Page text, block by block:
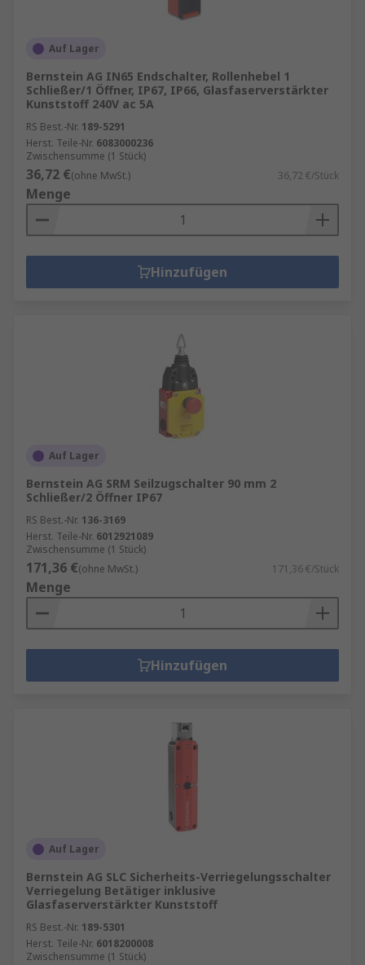
Auf Lager
Bernstein AG IN65 Endschalter, Rollenhebel 1
Schließer/1 Öffner, IP67, IP66, Glasfaserverstärkter
Kunststoff 240V ac 5A
RS Best.-Nr. 189-5291
Herst. Teile-Nr. 6083000236
Zwischensumme (1 Stück)
36,72 €(ohne MwSt.) 36,72 €/Stück
Menge
Hinzufügen
Auf Lager
Bernstein AG SRM Seilzugschalter 90 mm 2
Schließer/2 Öffner IP67
RS Best.-Nr. 136-3169
Herst. Teile-Nr. 6012921089
Zwischensumme (1 Stück)
171,36 €(ohne MwSt.) 171,36 €/Stück
Menge
Hinzufügen
Auf Lager
Bernstein AG SLC Sicherheits-Verriegelungsschalter
Verriegelung Betätiger inklusive
Glasfaserverstärkter Kunststoff
RS Best.-Nr. 189-5301
Herst. Teile-Nr. 6018200008
Zwischensumme (1 Stück)